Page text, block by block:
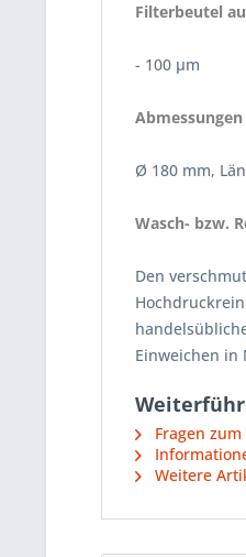
Filterbeutel
- 100 µm
Ø 180 mm,
Wasch- bzw.
Den
Einweichen
Fragen
Weitere